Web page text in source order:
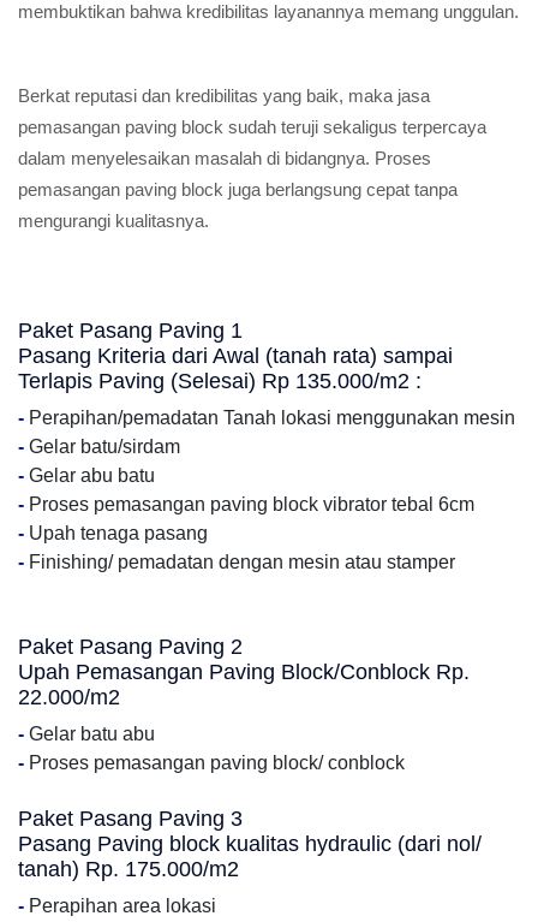
membuktikan bahwa kredibilitas layanannya memang unggulan.
Berkat reputasi dan kredibilitas yang baik, maka jasa
pemasangan paving block sudah teruji sekaligus terpercaya
dalam menyelesaikan masalah di bidangnya. Proses
pemasangan paving block juga berlangsung cepat tanpa
mengurangi kualitasnya.
Paket Pasang Paving 1
Pasang Kriteria dari Awal (tanah rata) sampai
Terlapis Paving (Selesai) Rp 135.000/m2 :
- Perapihan/pemadatan Tanah lokasi menggunakan mesin
- Gelar batu/sirdam
- Gelar abu batu
- Proses pemasangan paving block vibrator tebal 6cm
- Upah tenaga pasang
- Finishing/ pemadatan dengan mesin atau stamper
Paket Pasang Paving 2
Upah Pemasangan Paving Block/Conblock Rp.
22.000/m2
- Gelar batu abu
- Proses pemasangan paving block/ conblock
Paket Pasang Paving 3
Pasang Paving block kualitas hydraulic (dari nol/
tanah) Rp. 175.000/m2
- Perapihan area lokasi